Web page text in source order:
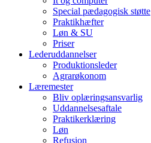
Special pædagogisk støtte
Praktikhæfter
Løn & SU
Priser
Lederuddannelser
Produktionsleder
Agrarøkonom
Læremester
Bliv oplæringsansvarlig
Uddannelsesaftale
Praktikerklæring
Løn
Refusion